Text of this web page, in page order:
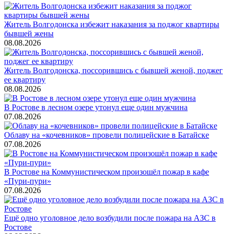
Житель Волгодонска избежит наказания за поджог квартиры
бывшей жены
08.08.2026
Житель Волгодонска, поссорившись с бывшей женой, поджег
ее квартиру
08.08.2026
В Ростове в лесном озере утонул еще один мужчина
07.08.2026
Облаву на «кочевников» провели полицейские в Батайске
07.08.2026
В Ростове на Коммунистическом произошёл пожар в кафе
«Пури-пури»
07.08.2026
Ещё одно уголовное дело возбудили после пожара на АЗС в
Ростове